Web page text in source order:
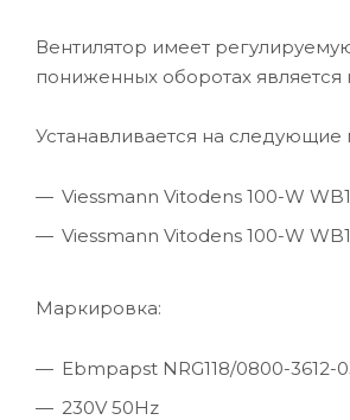
Вентилятор имеет
пониженных оборотах
Устанавливается на следующие
Viessmann Vitodens 100-W
Viessmann Vitodens 100-W
Маркировка:
Ebmpapst NRG118/0800-3612-
230V 50Hz